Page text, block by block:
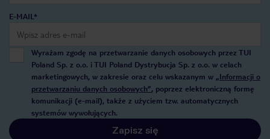
E-MAIL*
Wyrażam zgodę na przetwarzanie danych osobowych przez TUI
Poland Sp. z o.o. i TUI Poland Dystrybucja Sp. z o.o. w celach
marketingowych, w zakresie oraz celu wskazanym w „Informacji o
przetwarzaniu danych osobowych”, poprzez elektroniczną formę
komunikacji (e-mail), także z użyciem tzw. automatycznych
systemów wywołujących.
Zapisz się